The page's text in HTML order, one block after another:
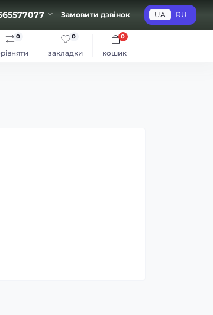
Замовити дзвінок UA RU
0
закладки
0
кошик
0